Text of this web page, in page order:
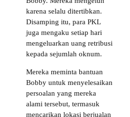
karena selalu ditertibkan.
Disamping itu, para PKL
juga mengaku setiap hari
mengeluarkan uang retribusi
kepada sejumlah oknum.
Mereka meminta bantuan
Bobby untuk menyelesaikan
persoalan yang mereka
alami tersebut, termasuk
mencarikan lokasi berjualan